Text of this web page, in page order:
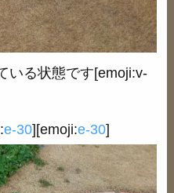
いる状態です[emoji:v-
e-30][emoji:e-30]